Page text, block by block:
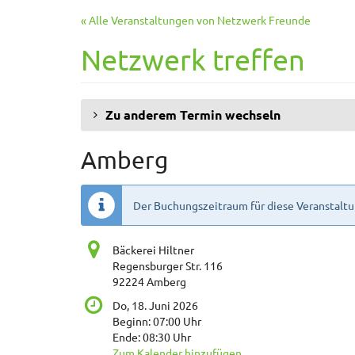
« Alle Veranstaltungen von Netzwerk Freunde
Netzwerk treffen
Zu anderem Termin wechseln
Amberg
Der Buchungszeitraum für diese
Bäckerei Hiltner
Regensburger Str. 116
92224 Amberg
Do, 18. Juni 2026
Beginn:07:00 Uhr
Ende:08:30 Uhr